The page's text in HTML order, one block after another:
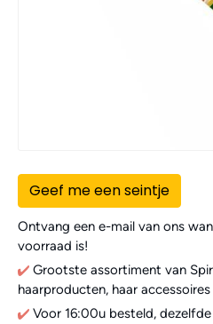
Geef me een seintje
Ontvang een e-mail van ons
voorraad is!
Grootste assortiment van
haarproducten, haar
Voor 16:00u besteld,